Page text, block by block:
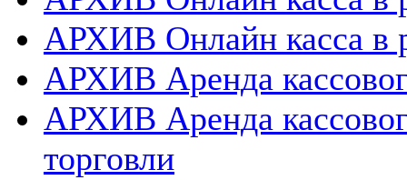
АРХИВ Онлайн касса в
АРХИВ Аренда
АРХИВ Аренда
торговли